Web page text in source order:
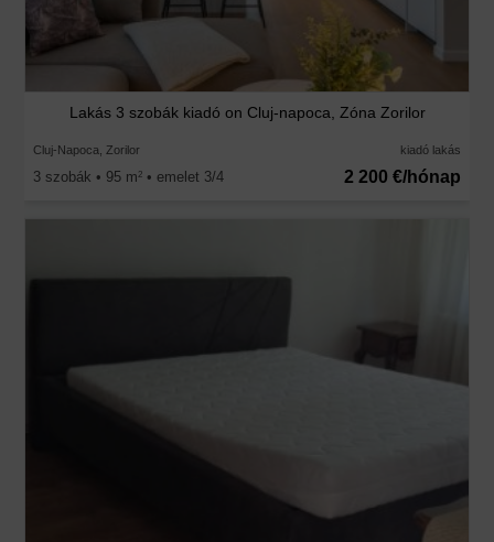
Lakás 3 szobák kiadó on Cluj-napoca, Zóna Zorilor
Cluj-Napoca, Zorilor kiadó lakás
3 szobák • 95 m2 • emelet 3/4 2 200 €/hónap